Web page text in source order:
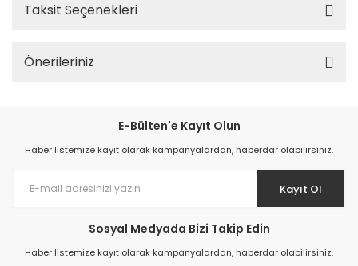
Taksit Seçenekleri
Önerileriniz
E-Bülten'e Kayıt Olun
Haber listemize kayıt olarak kampanyalardan, haberdar olabilirsiniz.
Kayıt Ol
Sosyal Medyada Bizi Takip Edin
Haber listemize kayıt olarak kampanyalardan, haberdar olabilirsiniz.